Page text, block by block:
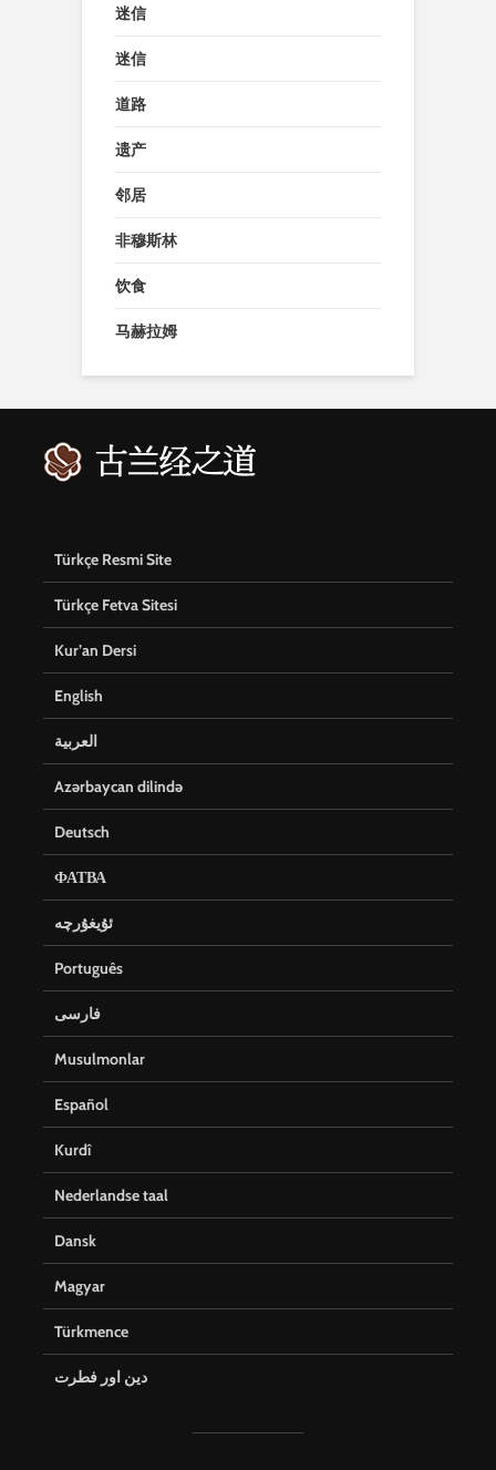
迷信
迷信
道路
遗产
邻居
非穆斯林
饮食
马赫拉姆
Türkçe Resmi Site
Türkçe Fetva Sitesi
Kur’an Dersi
English
العربية
Azərbaycan dilində
Deutsch
ФАТВА
ئۇيغۇرچە
Português
فارسی
Musulmonlar
Español
Kurdî
Nederlandse taal
Dansk
Magyar
Türkmence
دین اور فطرت